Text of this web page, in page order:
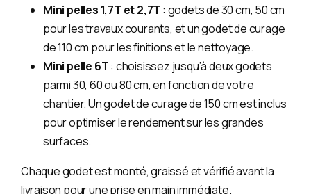
Mini pelles 1,7T et 2,7T : godets de 30 cm, 50 cm
pour les travaux courants, et un godet de curage
de 110 cm pour les finitions et le nettoyage.
Mini pelle 6T: choisissez jusqu’à deux godets
parmi 30, 60 ou 80 cm, en fonction de votre
chantier. Un godet de curage de 150 cm est inclus
pour optimiser le rendement sur les grandes
surfaces.
Chaque godet est monté, graissé et vérifié avant la
livraison pour une prise en main immédiate.